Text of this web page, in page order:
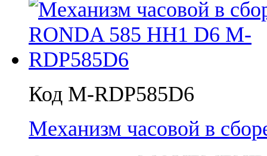
Код M-RDP585D6
Механизм часовой в